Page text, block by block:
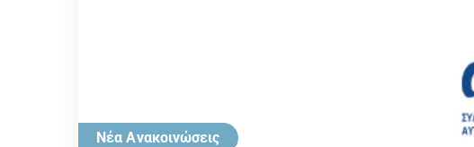
Νέα Ανακοινώσεις